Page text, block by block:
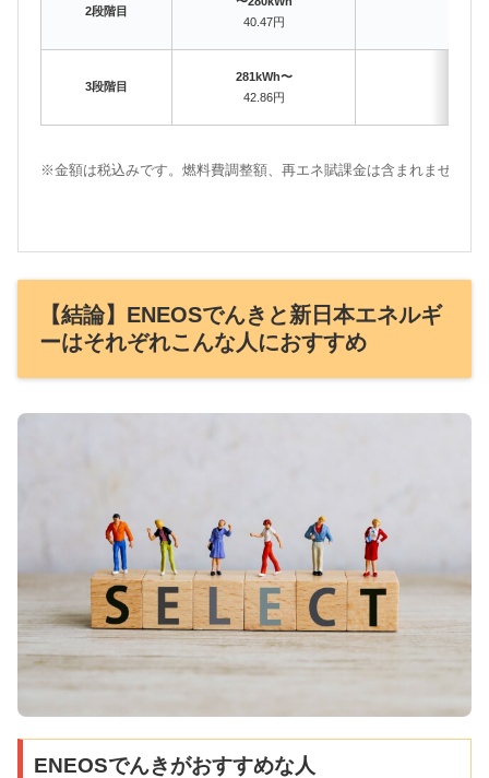
2段階目
40.47円
3段階目
281kWh〜
42.86円
※金額は税込みです。燃料費調整額、再エネ賦課金は含まれません。
【結論】ENEOSでんきと新日本エネルギ
ーはそれぞれこんな人におすすめ
ENEOSでんきがおすすめな人